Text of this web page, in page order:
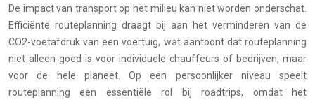
De impact van transport op het milieu kan niet worden onderschat.
Efficiënte routeplanning draagt bij aan het verminderen van de
CO2-voetafdruk van een voertuig, wat aantoont dat routeplanning
niet alleen goed is voor individuele chauffeurs of bedrijven, maar
voor de hele planeet. Op een persoonlijker niveau speelt
routeplanning een essentiële rol bij roadtrips, omdat het